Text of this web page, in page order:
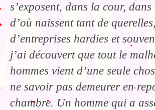
s’exposent, dans la cour,
d’où naissent tant de
d’entreprises hardies et
j’ai découvert que tout le
hommes vient d’une seule
ne savoir pas demeurer en
chambre. Un homme qui a